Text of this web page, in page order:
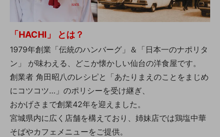
「HACHI」 とは？
1979年創業「伝統のハンバーグ」＆「日本一のナポリタ
ン」 が味わえる、どこか懐かしい仙台の洋食屋です。
創業者 角田昭八のレシピと「あたりまえのことをまじめ
にコツコツ…」のポリシーを受け継ぎ、
おかげさまで創業42年を迎えました。
宮城県内に広く店舗を構えており、姉妹店では鶏塩中華
そばやカフェメニューをご提供。